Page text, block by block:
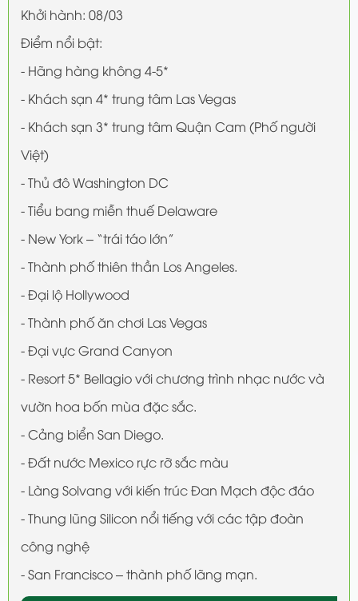
Khởi hành: 08/03
Điểm nổi bật:
- Hãng hàng không 4-5*
- Khách sạn 4* trung tâm Las Vegas
- Khách sạn 3* trung tâm Quận Cam (Phố người
Việt)
- Thủ đô Washington DC
- Tiểu bang miễn thuế Delaware
- New York – “trái táo lớn”
- Thành phố thiên thần Los Angeles.
- Đại lộ Hollywood
- Thành phố ăn chơi Las Vegas
- Đại vực Grand Canyon
- Resort 5* Bellagio với chương trình nhạc nước và
vườn hoa bốn mùa đặc sắc.
- Cảng biển San Diego.
- Đất nước Mexico rực rỡ sắc màu
- Làng Solvang với kiến trúc Đan Mạch độc đáo
- Thung lũng Silicon nổi tiếng với các tập đoàn
công nghệ
- San Francisco – thành phố lãng mạn.